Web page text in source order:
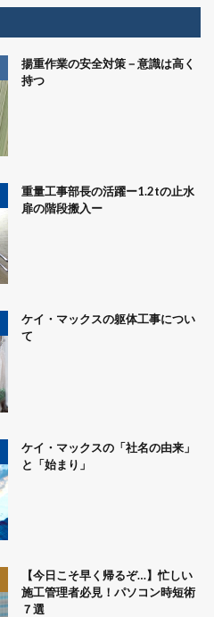
揚重作業の安全対策－意識は高く
持つ
重量工事部長の活躍ー1.2tの止水
扉の階段搬入ー
ケイ・マックスの躯体工事につい
て
ケイ・マックスの「社名の由来」
と「始まり」
【今日こそ早く帰るぞ…】忙しい
施工管理者必見！パソコン時短術
７選